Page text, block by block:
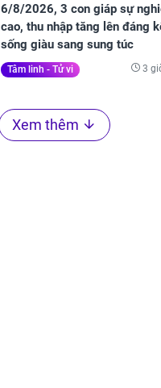
6/8/2026, 3 con giáp sự
cao, thu nhập tăng lên đáng
sống giàu sang sung túc
Tâm linh - Tử vi 3
Xem thêm